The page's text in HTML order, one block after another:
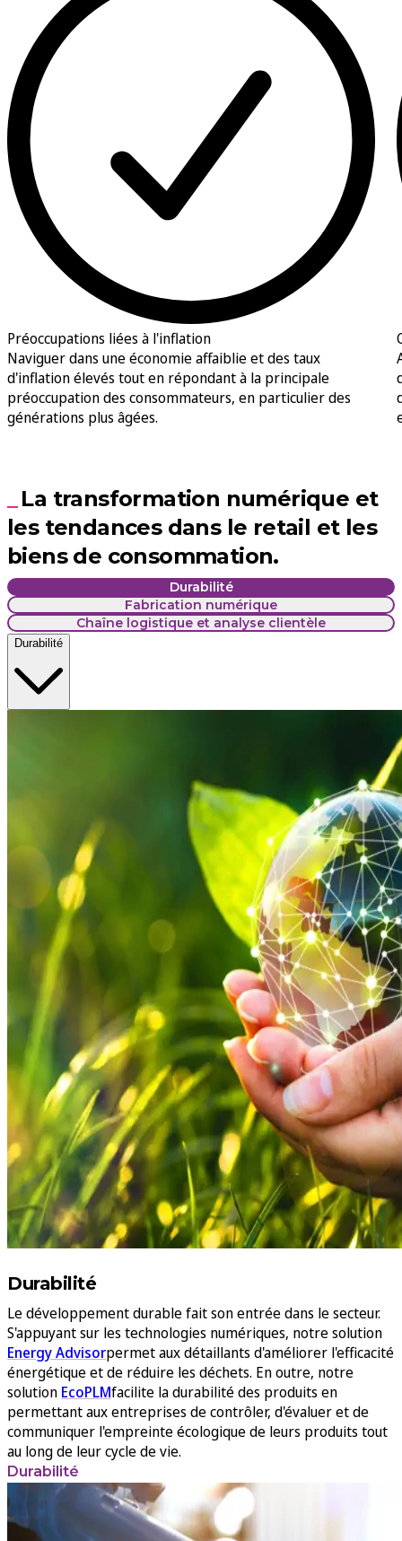
Préoccupations liées à l'inflation
Naviguer dans une économie affaiblie et des taux
d'inflation élevés tout en répondant à la principale
préoccupation des consommateurs, en particulier des
générations plus âgées.
La transformation numérique et
les tendances dans le retail et les
biens de consommation.
Durabilité
Fabrication numérique
Chaîne logistique et analyse clientèle
Durabilité
Durabilité
Le développement durable fait son entrée dans le secteur.
S'appuyant sur les technologies numériques, notre solution
Energy Advisorpermet aux détaillants d'améliorer l'efficacité
énergétique et de réduire les déchets. En outre, notre
solution EcoPLMfacilite la durabilité des produits en
permettant aux entreprises de contrôler, d'évaluer et de
communiquer l'empreinte écologique de leurs produits tout
au long de leur cycle de vie.
Durabilité